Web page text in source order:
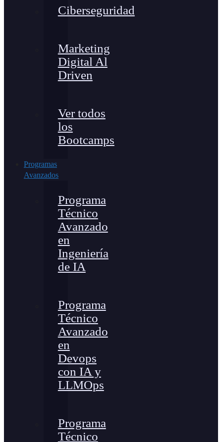
Ciberseguridad
Marketing
Digital Al
Driven
Ver todos
los
Bootcamps
Programas
Avanzados
Programa
Técnico
Avanzado
en
Ingeniería
de IA
Programa
Técnico
Avanzado
en
Devops
con IA y
LLMOps
Programa
Técnico